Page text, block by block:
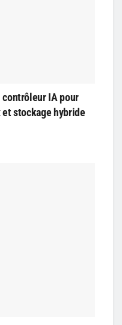
contrôleur IA pour
stockage hybride